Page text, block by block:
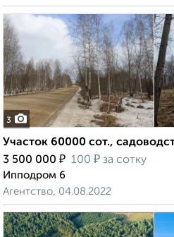
3
Участок 60000 сот.,
3 500 000 ₽ 100 ₽ за сотку
Ипподром 6
Агентство, 04.08.2022